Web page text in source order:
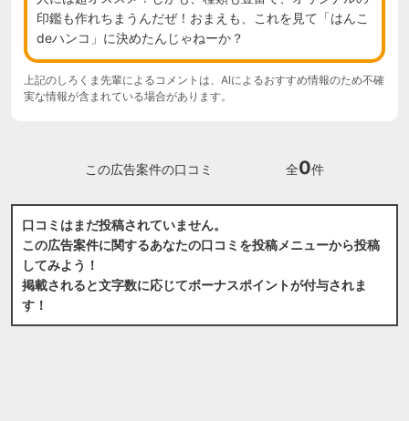
印鑑も作れちまうんだぜ！おまえも、これを見て「はんこ
deハンコ」に決めたんじゃねーか？
上記のしろくま先輩によるコメントは、AIによるおすすめ情報のため不確
実な情報が含まれている場合があります。
この広告案件の口コミ 全0件
口コミはまだ投稿されていません。
この広告案件に関するあなたの口コミを投稿メニューから投稿
してみよう！
掲載されると文字数に応じてボーナスポイントが付与されま
す！